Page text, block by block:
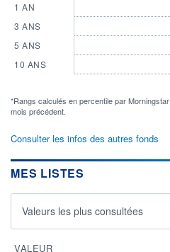
1 AN
3 ANS
5 ANS
10 ANS
*Rangs calculés en percentile par
mois précédent.
Consulter les infos des autres fonds
MES LISTES
Valeurs les plus consultées
VALEUR